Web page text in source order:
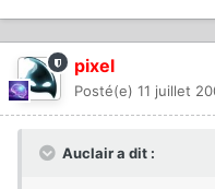
pixel
Posté(e) 11 juillet
Auclair a dit :